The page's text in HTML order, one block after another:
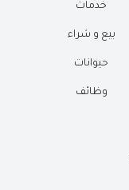
خدمات
بيع و شراء
حيوانات
وظائف